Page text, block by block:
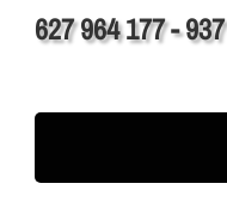
627 964 177 -